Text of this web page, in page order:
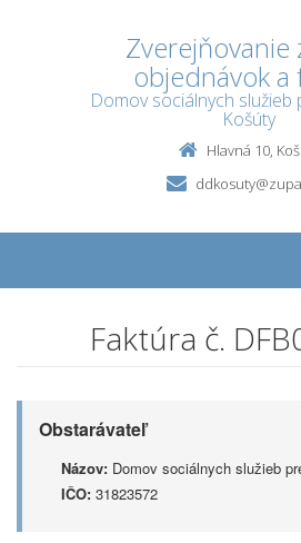
Zverejňovanie
objednávok a
Domov sociálnych služieb
Košúty
Hlavná 10,
Faktúra č.
Obstarávateľ
Názov: Domov sociálnych služieb
IČO: 31823572